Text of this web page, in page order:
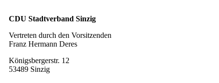
CDU Stadtverband Sinzig
Vertreten durch den Vorsitzenden
Franz Hermann Deres
Königsbergerstr. 12
53489 Sinzig